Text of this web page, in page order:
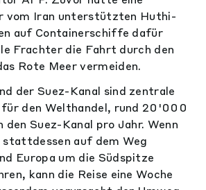
vom Iran unterstützten Huthi-
auf Containerschiffe dafür
Frachter die Fahrt durch den
Rote Meer vermeiden.
der Suez-Kanal sind zentrale
für den Welthandel, rund 20'000
Suez-Kanal pro Jahr. Wenn
auf dem Weg
Europa um die Südspitze
kann die Reise eine Woche